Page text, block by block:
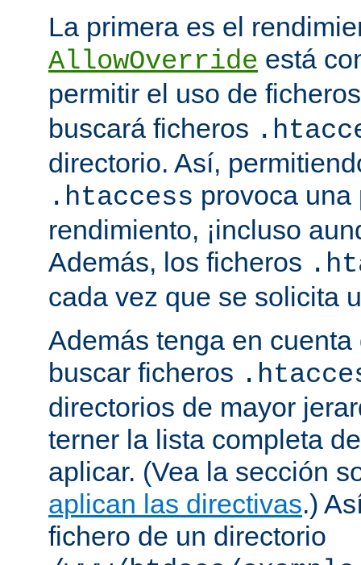
La primera es el
AllowOverride está
permitir el uso de
buscará ficheros
directorio. Así,
.htaccess provoca una
rendimiento, ¡incluso
Además, los ficheros
cada vez que se solicita
Además tenga en
buscar ficheros
directorios de mayor
terner la lista completa
aplicar. (Vea la sección
aplican las directivas.)
fichero de un directorio